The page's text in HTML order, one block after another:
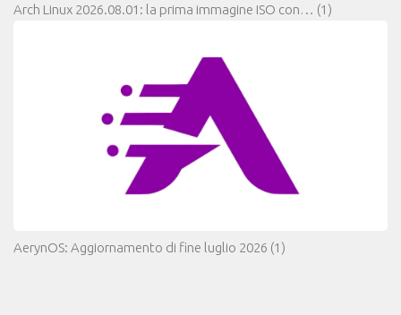
Arch Linux 2026.08.01: la prima immagine ISO con… (1)
AerynOS: Aggiornamento di fine luglio 2026 (1)